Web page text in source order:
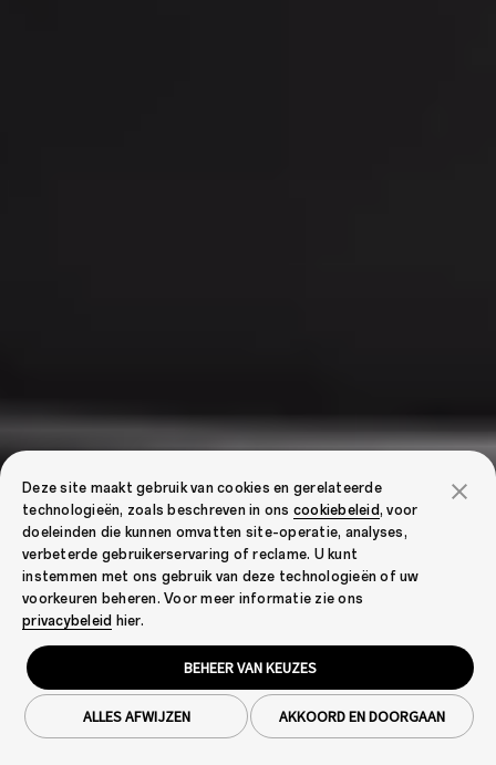
Deze site maakt gebruik van cookies en gerelateerde
technologieën, zoals beschreven in ons cookiebeleid, voor
doeleinden die kunnen omvatten site-operatie, analyses,
verbeterde gebruikerservaring of reclame. U kunt
instemmen met ons gebruik van deze technologieën of uw
voorkeuren beheren. Voor meer informatie zie ons
privacybeleid hier.
BEHEER VAN KEUZES
AKKOORD EN DOORGAAN
ALLES AFWIJZEN